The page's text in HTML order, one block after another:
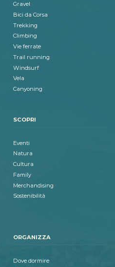
Gravel
Bici da Corsa
Trekking
Climbing
Vie ferrate
Trail running
Windsurf
Vela
Canyoning
SCOPRI
Eventi
Natura
Cultura
Family
Merchandising
Sostenibilità
ORGANIZZA
Dove dormire